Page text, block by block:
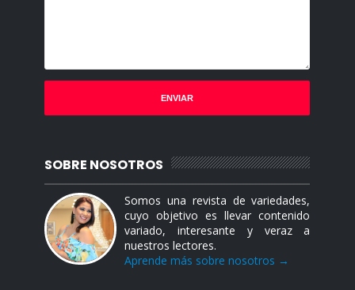
SOBRE NOSOTROS
Somos una revista de variedades,
cuyo objetivo es llevar contenido
variado, interesante y veraz a
nuestros lectores.
Aprende más sobre nosotros →